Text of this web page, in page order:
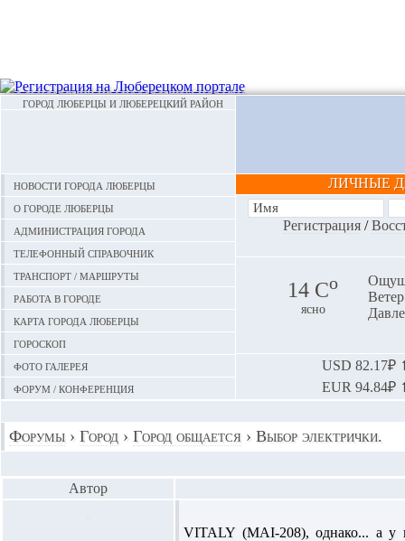
ГОРОД ЛЮБЕРЦЫ И ЛЮБЕРЕЦКИЙ РАЙОН
Новости города Люберцы
О городе Люберцы
Администрация города
Телефонный справочник
Транспорт / маршруты
Работа в городе
Карта города Люберцы
Гороскоп
Фото галерея
Форум / конференция
ЛИЧНЫЕ
Регистрация/
14 Сo
ясно
USD 82.17₽
EUR 94.84₽
Форумы › Город › Город общается › Выбор электрички.
Автор
VITALY (MAI-208),однако... а у